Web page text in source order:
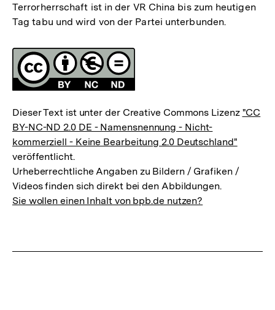
Terrorherrschaft ist in der VR China bis zum heutigen
Tag tabu und wird von der Partei unterbunden.
Fussnoten
Lizenz
Dieser Text ist unter der Creative Commons Lizenz "CC
BY-NC-ND 2.0 DE - Namensnennung - Nicht-
kommerziell - Keine Bearbeitung 2.0 Deutschland"
veröffentlicht.
Urheberrechtliche Angaben zu Bildern / Grafiken /
Videos finden sich direkt bei den Abbildungen.
Sie wollen einen Inhalt von bpb.de nutzen?